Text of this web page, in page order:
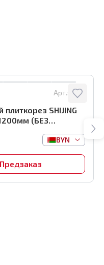
Арт.: 0761
плиткорез SHIJING
(БЕЗ
BYN
Предзаказ